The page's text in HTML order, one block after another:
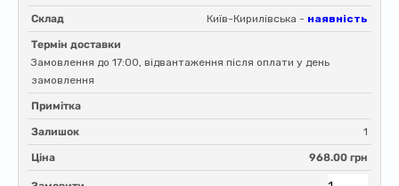
Склад Київ-Кирилівська - наявність
Термін доставки
Замовлення до 17:00, відвантаження після оплати у день
замовлення
Примітка
Залишок 1
Ціна 968.00 грн